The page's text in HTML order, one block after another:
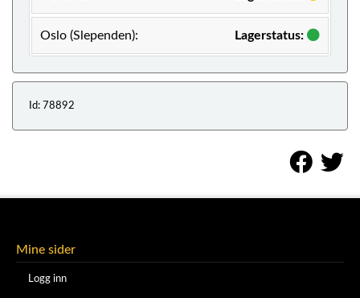
Oslo (Slependen): Lagerstatus:
Id: 78892
Mine sider
Logg inn